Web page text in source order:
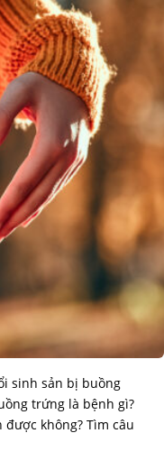
sinh sản bị buồng
trứng là bệnh gì?
không? Tìm câu